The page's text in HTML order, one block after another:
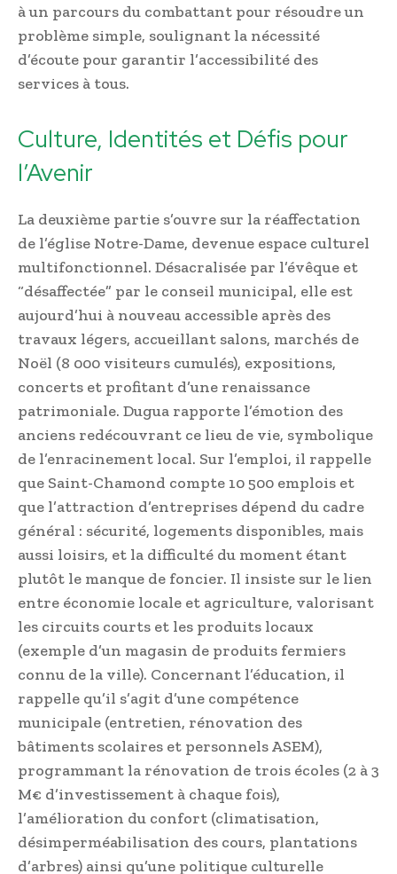
à un parcours du combattant pour résoudre un
problème simple, soulignant la nécessité
d’écoute pour garantir l’accessibilité des
services à tous.
Culture, Identités et Défis pour
l’Avenir
La deuxième partie s’ouvre sur la réaffectation
de l’église Notre-Dame, devenue espace culturel
multifonctionnel. Désacralisée par l’évêque et
“désaffectée” par le conseil municipal, elle est
aujourd’hui à nouveau accessible après des
travaux légers, accueillant salons, marchés de
Noël (8 000 visiteurs cumulés), expositions,
concerts et profitant d’une renaissance
patrimoniale. Dugua rapporte l’émotion des
anciens redécouvrant ce lieu de vie, symbolique
de l’enracinement local. Sur l’emploi, il rappelle
que Saint-Chamond compte 10 500 emplois et
que l’attraction d’entreprises dépend du cadre
général : sécurité, logements disponibles, mais
aussi loisirs, et la difficulté du moment étant
plutôt le manque de foncier. Il insiste sur le lien
entre économie locale et agriculture, valorisant
les circuits courts et les produits locaux
(exemple d’un magasin de produits fermiers
connu de la ville). Concernant l’éducation, il
rappelle qu’il s’agit d’une compétence
municipale (entretien, rénovation des
bâtiments scolaires et personnels ASEM),
programmant la rénovation de trois écoles (2 à 3
M€ d’investissement à chaque fois),
l’amélioration du confort (climatisation,
désimperméabilisation des cours, plantations
d’arbres) ainsi qu’une politique culturelle